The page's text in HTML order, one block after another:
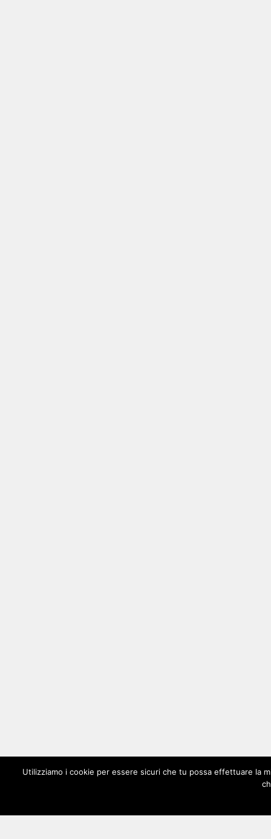
Utilizziamo i cookie per essere sicuri che tu possa effettuare la